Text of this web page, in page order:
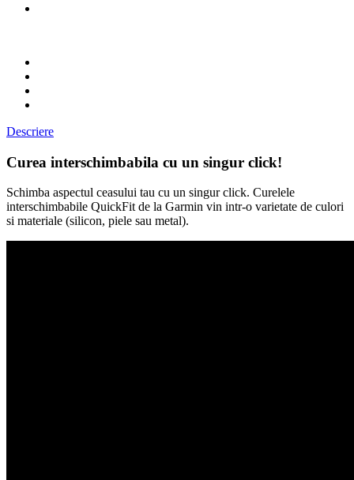
Descriere
Curea interschimbabila cu un singur click!
Schimba aspectul ceasului tau cu un singur click. Curelele
interschimbabile QuickFit de la Garmin vin intr-o varietate de culori
si materiale (silicon, piele sau metal).